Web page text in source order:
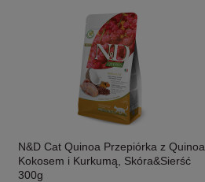
MAC's Cat Łosoś i Drób Saszetka 300g,
N&D Cat Quinoa Przepiórka z Quinoa,
Kokosem i Kurkumą, Skóra&Sierść
300g